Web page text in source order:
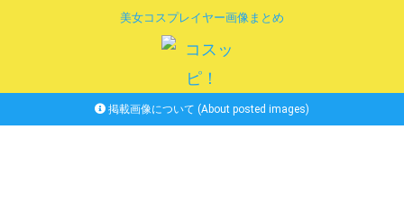
美女コスプレイヤー画像まとめ
掲載画像について (About posted images)